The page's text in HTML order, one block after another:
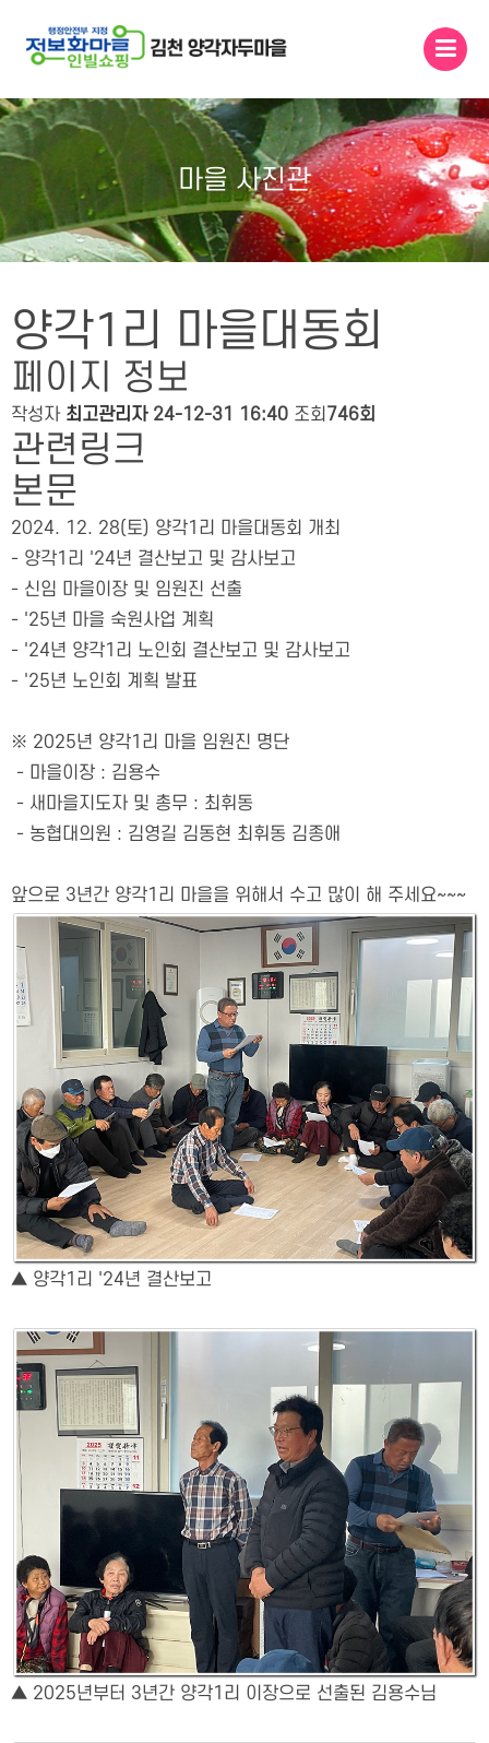
마을 사진관
양각1리 마을대동회
페이지 정보
작성자 최고관리자 24-12-31 16:40 조회 746회
관련링크
본문
2024. 12. 28(토) 양각1리 마을대동회 개최
- 양각1리 '24년 결산보고 및 감사보고
- 신임 마을이장 및 임원진 선출
- '25년 마을 숙원사업 계획
- '24년 양각1리 노인회 결산보고 및 감사보고
- '25년 노인회 계획 발표
※ 2025년 양각1리 마을 임원진 명단
- 마을이장 : 김용수
- 새마을지도자 및 총무 : 최휘동
- 농협대의원 : 김영길 김동현 최휘동 김종애
앞으로 3년간 양각1리 마을을 위해서 수고 많이 해 주세요~~~
▲ 양각1리 '24년 결산보고
▲ 2025년부터 3년간 양각1리 이장으로 선출된 김용수님